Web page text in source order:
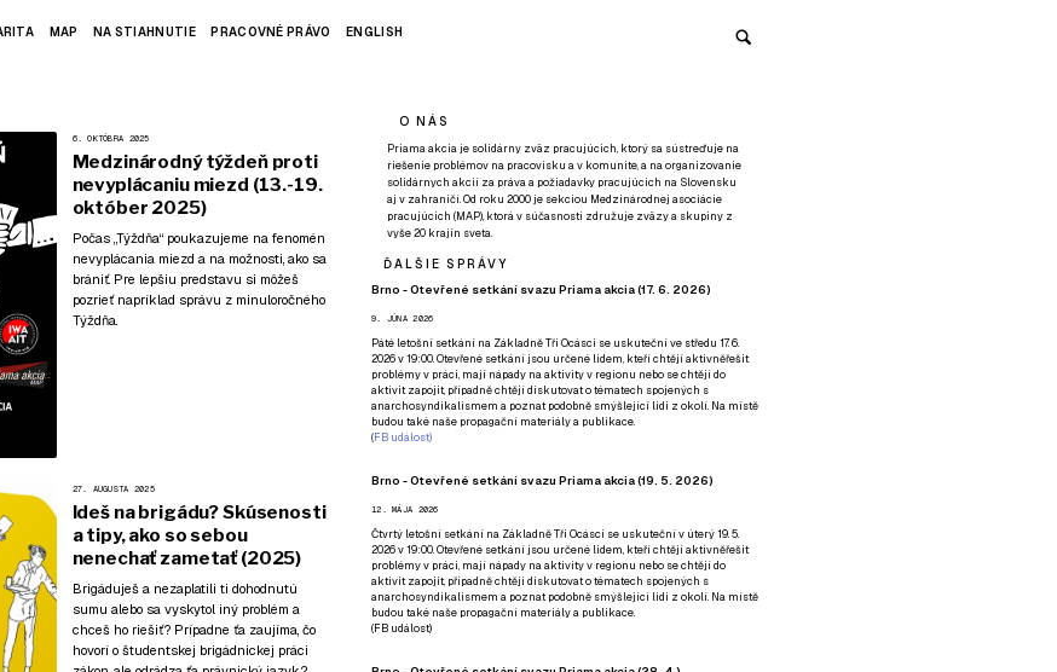
MAP NA STIAHNUTIE PRACOVNÉ PRÁVO ENGLISH
6. OKTÓBRA 2025
Medzinárodný týždeň proti
nevyplácaniu miezd (13.-19.
október 2025)
Počas „Týždňa“ poukazujeme na fenomén
nevyplácania miezd a na možnosti, ako sa
brániť. Pre lepšiu predstavu si môžeš
pozrieť napríklad správu z minuloročného
Týždňa.
27. AUGUSTA 2025
Ideš na brigádu? Skúsenosti
a tipy, ako so sebou
nenechať zametať (2025)
Brigáduješ a nezaplatili ti dohodnutú
sumu alebo sa vyskytol iný problém a
chceš ho riešiť? Prípadne ťa zaujíma, čo
hovorí o študentskej brigádnickej práci
O NÁS
Priama akcia je solidárny zväz pracujúcich, ktorý sa sústreďuje na
riešenie problémov na pracovisku a v komunite, a na organizovanie
solidárnych akcií za práva a požiadavky pracujúcich na Slovensku
aj v zahraničí. Od roku 2000 je sekciou Medzinárodnej asociácie
pracujúcich (MAP), ktorá v súčasnosti združuje zväzy a skupiny z
vyše 20 krajín sveta.
ĎALŠIE SPRÁVY
Brno - Otevřené setkání svazu Priama akcia (17. 6. 2026)
9. JÚNA 2026
Páté letošní setkání na Základně Tři Ocásci se uskuteční ve středu 17. 6.
2026 v 19:00. Otevřené setkání jsou určené lidem, kteří chtějí aktivněřešit
problémy v práci, mají nápady na aktivity v regionu nebo se chtějí do
aktivit zapojit, případně chtějí diskutovat o tématech spojených s
anarchosyndikalismem a poznat podobně smýšlející lidi z okolí. Na místě
budou také naše propagační materiály a publikace.
(FB událost)
Brno - Otevřené setkání svazu Priama akcia (19. 5. 2026)
12. MÁJA 2026
Čtvrtý letošní setkání na Základně Tři Ocásci se uskuteční v úterý 19. 5.
2026 v 19:00. Otevřené setkání jsou určené lidem, kteří chtějí aktivněřešit
problémy v práci, mají nápady na aktivity v regionu nebo se chtějí do
aktivit zapojit, případně chtějí diskutovat o tématech spojených s
anarchosyndikalismem a poznat podobně smýšlející lidi z okolí. Na místě
budou také naše propagační materiály a publikace.
(FB událost)